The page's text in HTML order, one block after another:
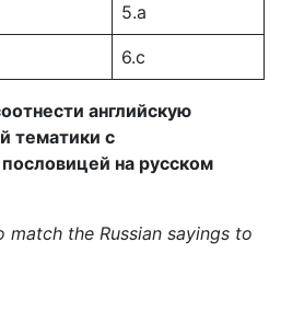
5.а
6.с
английскую
тематики с
на русском
the Russian sayings to